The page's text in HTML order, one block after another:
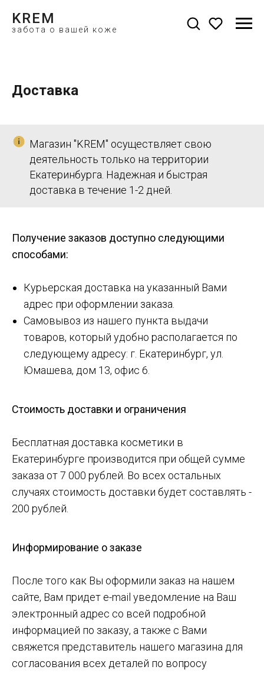
KREM
забота о вашей коже
Доставка
Магазин "KREM" осуществляет свою
деятельность только на территории
Екатеринбурга. Надежная и быстрая
доставка в течение 1-2 дней.
Получение заказов доступно следующими
способами:
Курьерская доставка на указанный Вами
адрес при оформлении заказа.
Самовывоз из нашего пункта выдачи
товаров, который удобно располагается по
следующему адресу: г. Екатеринбург, ул.
Юмашева, дом 13, офис 6.
Стоимость доставки и ограничения
Бесплатная доставка косметики в
Екатеринбурге производится при общей сумме
заказа от 7 000 рублей. Во всех остальных
случаях стоимость доставки будет составлять -
200 рублей.
Информирование о заказе
После того как Вы оформили заказ на нашем
сайте, Вам придет e-mail уведомление на Ваш
электронный адрес со всей подробной
информацией по заказу, а также с Вами
свяжется представитель нашего магазина для
согласования всех деталей по вопросу